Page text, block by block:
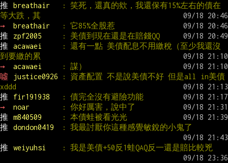
推
breathair
: 笑死，還真的欸，我還保有15%左右的債在
等大跌，其
→
breathair
: 它85%全股惹
推
zpf2005
: 美債到現在還是在賠錢QQ
推
acawaei
: 還有一點 美債配息不用繳稅（至少我還沒
到要繳的累
→
acawaei
: 謀）
噓
justice0926
: 資產配置 不是說美債不好 但是all in美債
xddd
推
fir191938
: 債完全沒有避險功能
→
noar
: 你好厲害，說中了
推
m840509
: 本債蛙被看光光
推
dondon0419 : 我最討厭你這種感覺敏銳的小鬼了
推 weiyuhsi : 我是美債+50反1蛙QAQ反一還是賠比較兇